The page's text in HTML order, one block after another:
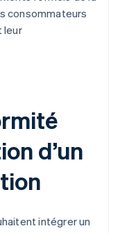
consommateurs
leur
d’un
intégrer un